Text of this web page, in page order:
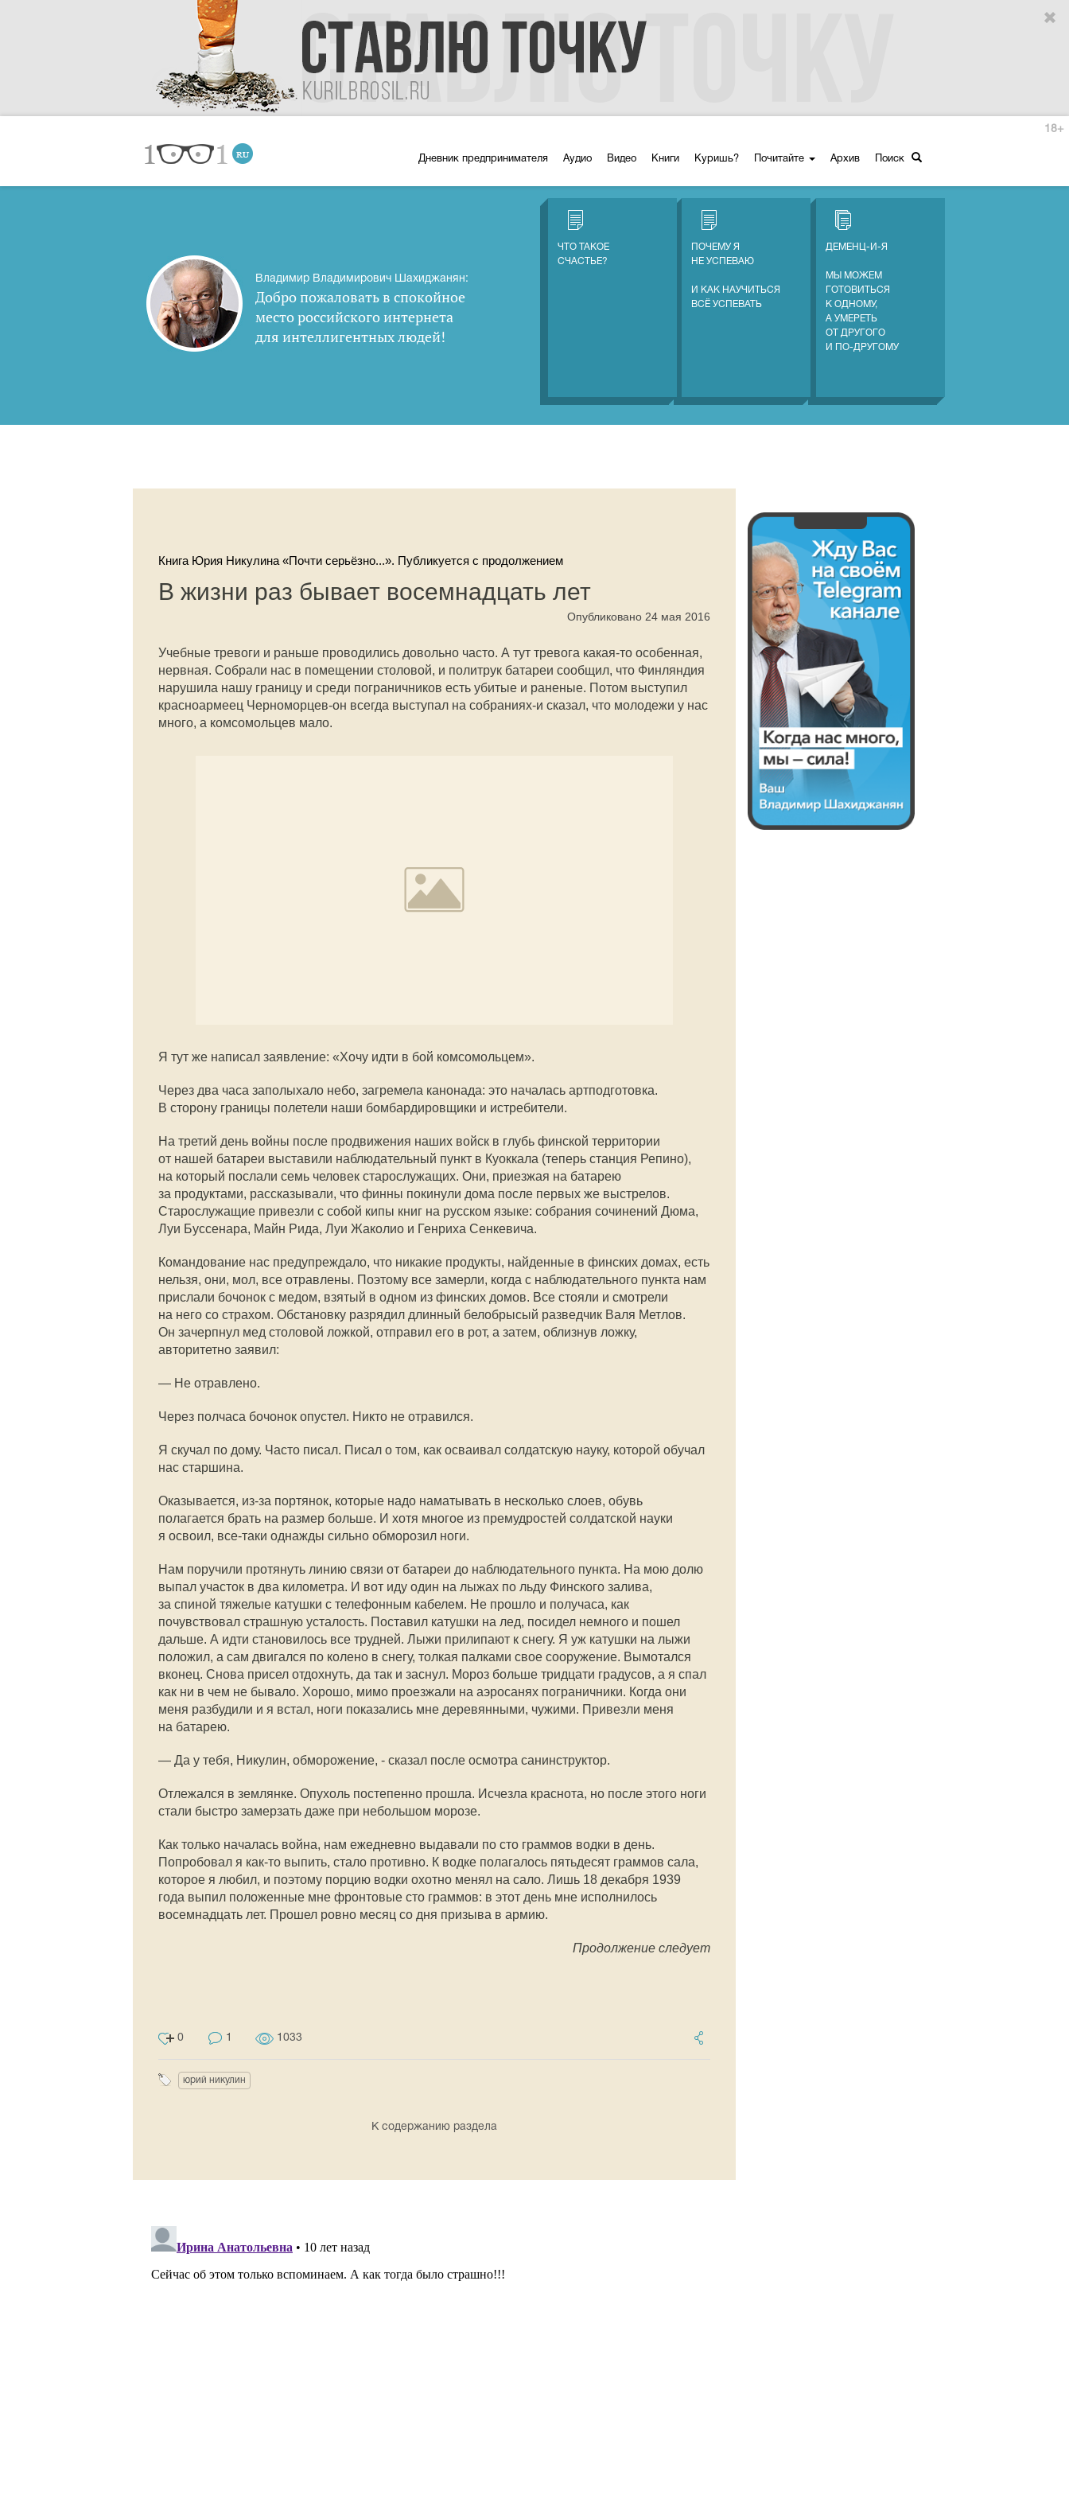
Дневник предпринимателя Аудио Видео Книги Куришь? Почитайте Архив Поиск
18+
Владимир Владимирович Шахиджанян:
Добро пожаловать в спокойное
место российского интернета
для интеллигентных людей!
ЧТО ТАКОЕ
СЧАСТЬЕ?
ПОЧЕМУ Я
НЕ УСПЕВАЮ
И КАК НАУЧИТЬСЯ
ВСЁ УСПЕВАТЬ
ДЕМЕНЦ-И-Я
МЫ МОЖЕМ
ГОТОВИТЬСЯ
К ОДНОМУ,
А УМЕРЕТЬ
ОТ ДРУГОГО
И ПО-ДРУГОМУ
Книга Юрия Никулина «Почти серьёзно...». Публикуется с продолжением
В жизни раз бывает восемнадцать лет
Опубликовано 24 мая 2016
Учебные тревоги и раньше проводились довольно часто. А тут тревога какая-то особенная,
нервная. Собрали нас в помещении столовой, и политрук батареи сообщил, что Финляндия
нарушила нашу границу и среди пограничников есть убитые и раненые. Потом выступил
красноармеец Черноморцев-он всегда выступал на собраниях-и сказал, что молодежи у нас
много, а комсомольцев мало.
Я тут же написал заявление: «Хочу идти в бой комсомольцем».
Через два часа заполыхало небо, загремела канонада: это началась артподготовка.
В сторону границы полетели наши бомбардировщики и истребители.
На третий день войны после продвижения наших войск в глубь финской территории
от нашей батареи выставили наблюдательный пункт в Куоккала (теперь станция Репино),
на который послали семь человек старослужащих. Они, приезжая на батарею
за продуктами, рассказывали, что финны покинули дома после первых же выстрелов.
Старослужащие привезли с собой кипы книг на русском языке: собрания сочинений Дюма,
Луи Буссенара, Майн Рида, Луи Жаколио и Генриха Сенкевича.
Командование нас предупреждало, что никакие продукты, найденные в финских домах, есть
нельзя, они, мол, все отравлены. Поэтому все замерли, когда с наблюдательного пункта нам
прислали бочонок с медом, взятый в одном из финских домов. Все стояли и смотрели
на него со страхом. Обстановку разрядил длинный белобрысый разведчик Валя Метлов.
Он зачерпнул мед столовой ложкой, отправил его в рот, а затем, облизнув ложку,
авторитетно заявил:
— Не отравлено.
Через полчаса бочонок опустел. Никто не отравился.
Я скучал по дому. Часто писал. Писал о том, как осваивал солдатскую науку, которой обучал
нас старшина.
Оказывается, из-за портянок, которые надо наматывать в несколько слоев, обувь
полагается брать на размер больше. И хотя многое из премудростей солдатской науки
я освоил, все-таки однажды сильно обморозил ноги.
Нам поручили протянуть линию связи от батареи до наблюдательного пункта. На мою долю
выпал участок в два километра. И вот иду один на лыжах по льду Финского залива,
за спиной тяжелые катушки с телефонным кабелем. Не прошло и получаса, как
почувствовал страшную усталость. Поставил катушки на лед, посидел немного и пошел
дальше. А идти становилось все трудней. Лыжи прилипают к снегу. Я уж катушки на лыжи
положил, а сам двигался по колено в снегу, толкая палками свое сооружение. Вымотался
вконец. Снова присел отдохнуть, да так и заснул. Мороз больше тридцати градусов, а я спал
как ни в чем не бывало. Хорошо, мимо проезжали на аэросанях пограничники. Когда они
меня разбудили и я встал, ноги показались мне деревянными, чужими. Привезли меня
на батарею.
— Да у тебя, Никулин, обморожение, - сказал после осмотра санинструктор.
Отлежался в землянке. Опухоль постепенно прошла. Исчезла краснота, но после этого ноги
стали быстро замерзать даже при небольшом морозе.
Как только началась война, нам ежедневно выдавали по сто граммов водки в день.
Попробовал я как-то выпить, стало противно. К водке полагалось пятьдесят граммов сала,
которое я любил, и поэтому порцию водки охотно менял на сало. Лишь 18 декабря 1939
года выпил положенные мне фронтовые сто граммов: в этот день мне исполнилось
восемнадцать лет. Прошел ровно месяц со дня призыва в армию.
Продолжение следует
0 1 1033
юрий никулин
К содержанию раздела